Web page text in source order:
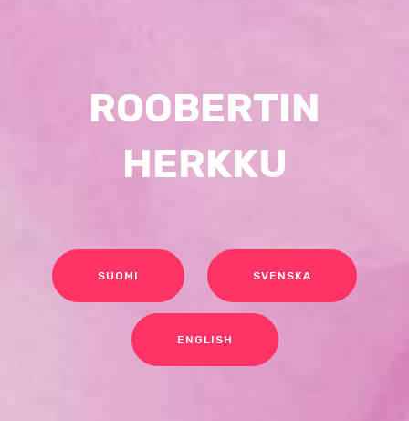
ROOBERTIN
HERKKU
SUOMI SVENSKA
ENGLISH